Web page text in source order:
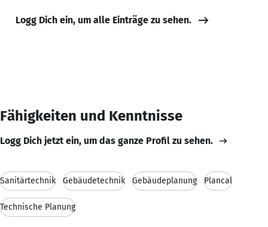
Logg Dich ein, um alle Einträge zu sehen.
Fähigkeiten und Kenntnisse
Logg Dich jetzt ein, um das ganze Profil zu sehen.
Sanitärtechnik Gebäudetechnik Gebäudeplanung Plancal
Technische Planung